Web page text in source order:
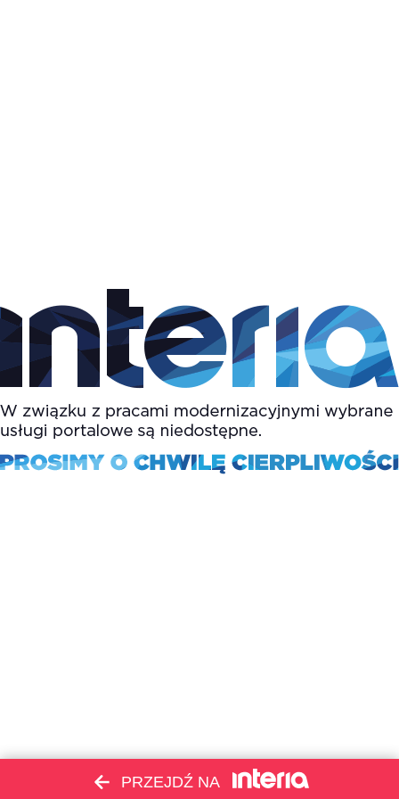
PRZEJDŹ NA